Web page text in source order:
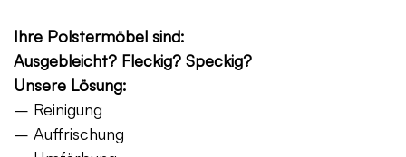
Ihre Polstermöbel sind:
Ausgebleicht? Fleckig? Speckig?
Unsere Lösung:
– Reinigung
– Auffrischung